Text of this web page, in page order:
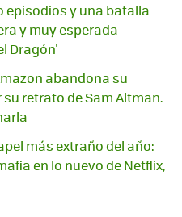
episodios y una batalla
y muy esperada
Dragón'
abandona su
retrato de Sam Altman.
más extraño del año:
en lo nuevo de Netflix,